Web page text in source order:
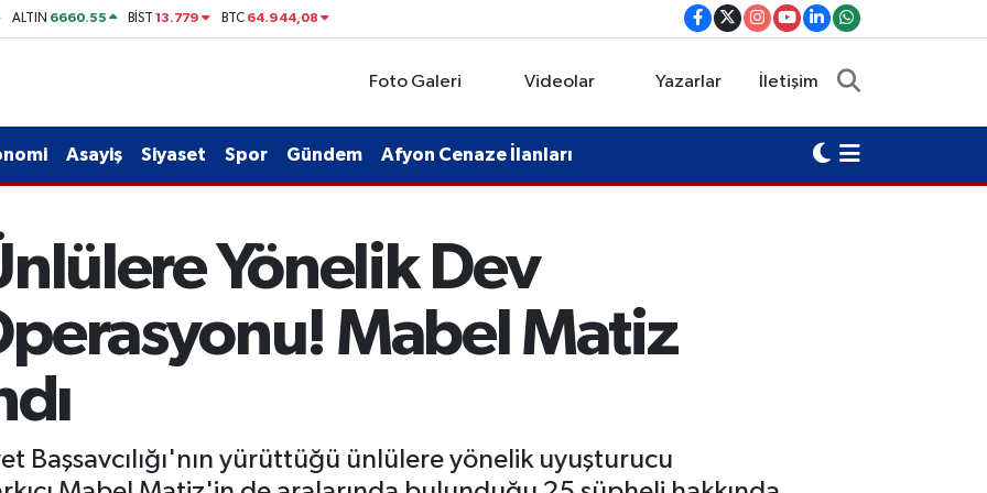
ALTIN 6660.55 BİST13.779 BTC 64.944,08
Foto Galeri Videolar Yazarlar İletişim
Asayiş Siyaset Spor Gündem Afyon Cenaze İlanları
Yönelik Dev
Mabel Matiz
Başsavcılığı'nın yürüttüğü ünlülere yönelik uyuşturucu